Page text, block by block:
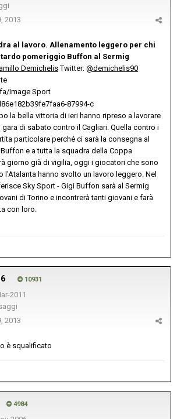
2013
al lavoro. Allenamento leggero per chi
pomeriggio Buffon al Sermig
DemichelisTwitter: @demichelis90
Image Sport
la bella vittoria di ieri hanno ripreso a lavorare
di sabato contro il Cagliari. Quella contro i
particolare perché ci sarà la consegna al
e a tutta la squadra della Coppa
giorno già di vigilia, oggi i giocatori che sono
l'Atalanta hanno svolto un lavoro leggero. Nel
Sky Sport - Gigi Buffon sarà al Sermig
di Torino e incontrerà tanti giovani e farà
con loro.
10931
2011
2013
è squalificato
4984